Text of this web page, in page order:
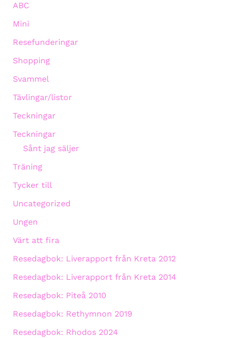
ABC
Mini
Resefunderingar
Shopping
Svammel
Tävlingar/listor
Teckningar
Teckningar
Sånt jag säljer
Träning
Tycker till
Uncategorized
Ungen
Värt att fira
Resedagbok: Liverapport från Kreta 2012
Resedagbok: Liverapport från Kreta 2014
Resedagbok: Piteå 2010
Resedagbok: Rethymnon 2019
Resedagbok: Rhodos 2024